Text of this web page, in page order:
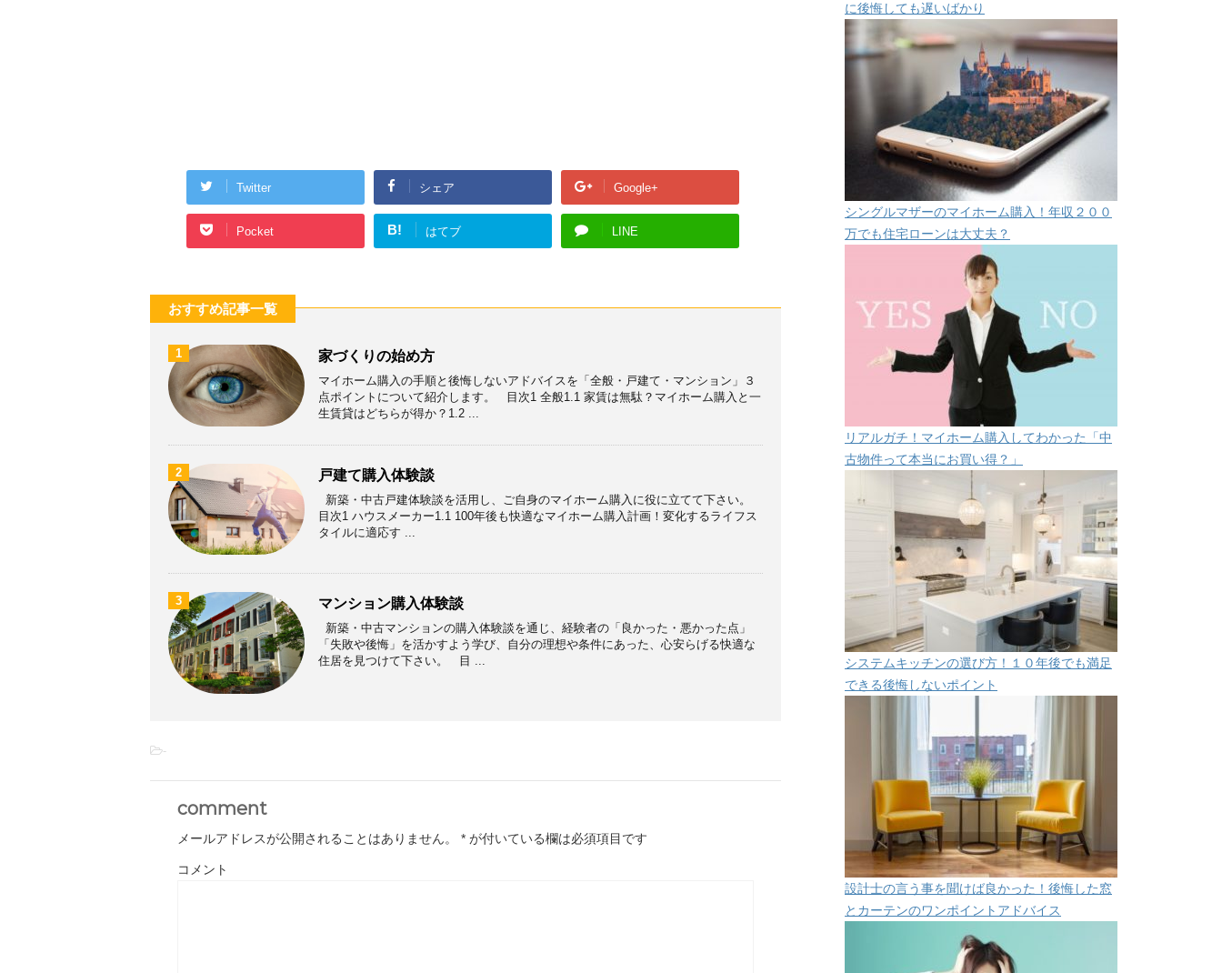
Twitter シェア Google+
Pocket B! はてブ LINE
おすすめ記事一覧
1 家づくりの始め方
マイホーム購入の手順と後悔しないアドバイスを「全般・戸建て・マンション」３
点ポイントについて紹介します。 目次1 全般1.1 家賃は無駄？マイホーム購入と一
生賃貸はどちらが得か？1.2 ...
2 戸建て購入体験談
新築・中古戸建体験談を活用し、ご自身のマイホーム購入に役に立てて下さい。
目次1 ハウスメーカー1.1 100年後も快適なマイホーム購入計画！変化するライフス
タイルに適応す ...
3 マンション購入体験談
新築・中古マンションの購入体験談を通じ、経験者の「良かった・悪かった点」
「失敗や後悔」を活かすよう学び、自分の理想や条件にあった、心安らげる快適な
住居を見つけて下さい。 目 ...
-
comment
メールアドレスが公開されることはありません。 * が付いている欄は必須項目です
コメント
に後悔しても遅いばかり
シングルマザーのマイホーム購入！年収２００
万でも住宅ローンは大丈夫？
リアルガチ！マイホーム購入してわかった「中
古物件って本当にお買い得？」
システムキッチンの選び方！１０年後でも満足
できる後悔しないポイント
設計士の言う事を聞けば良かった！後悔した窓
とカーテンのワンポイントアドバイス